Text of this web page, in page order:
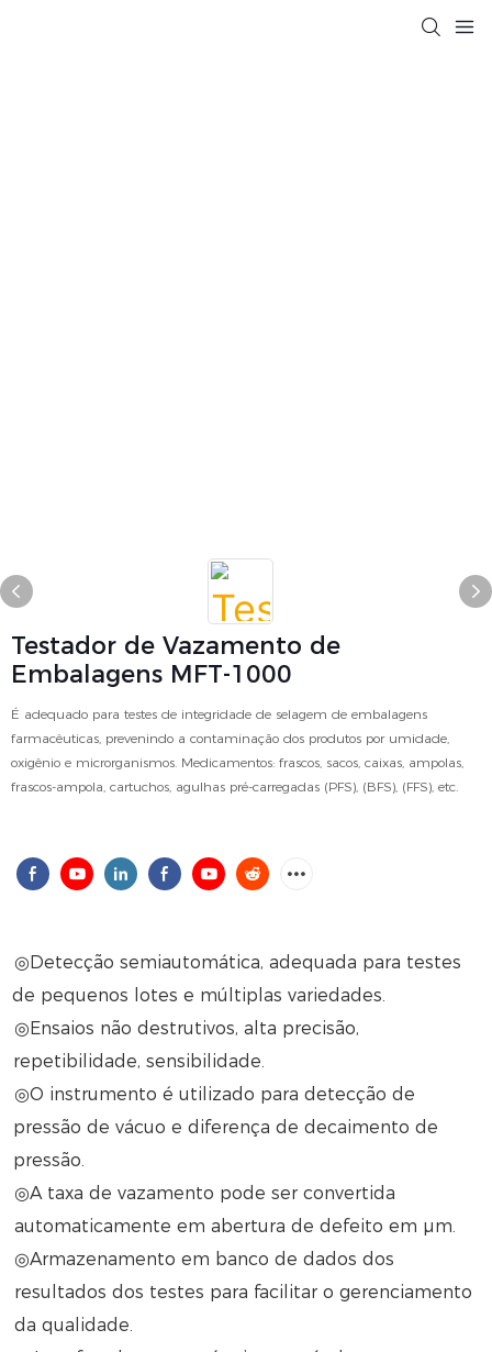
Testador de Vazamento de
Embalagens MFT-1000
É adequado para testes de integridade de selagem de embalagens
farmacêuticas, prevenindo a contaminação dos produtos por umidade,
oxigênio e microrganismos. Medicamentos: frascos, sacos, caixas, ampolas,
frascos-ampola, cartuchos, agulhas pré-carregadas (PFS), (BFS), (FFS), etc.
◎Detecção semiautomática, adequada para testes
de pequenos lotes e múltiplas variedades.
◎Ensaios não destrutivos, alta precisão,
repetibilidade, sensibilidade.
◎O instrumento é utilizado para detecção de
pressão de vácuo e diferença de decaimento de
pressão.
◎A taxa de vazamento pode ser convertida
automaticamente em abertura de defeito em μm.
◎Armazenamento em banco de dados dos
resultados dos testes para facilitar o gerenciamento
da qualidade.